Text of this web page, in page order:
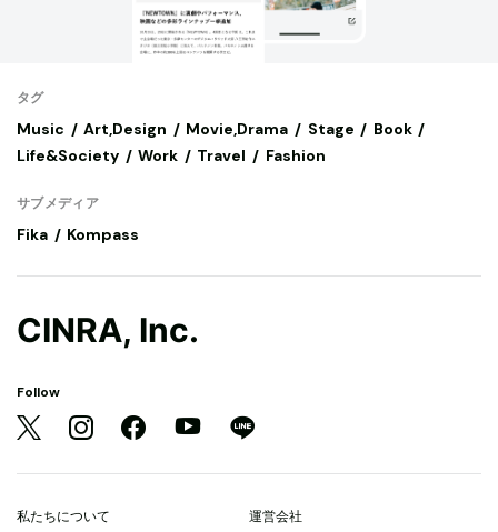
タグ
Music Art,Design Movie,Drama Stage
Book
Life&Society
Work Travel Fashion
サブメディア
Fika Kompass
CINRA, Inc.
Follow
私たちについて 運営会社